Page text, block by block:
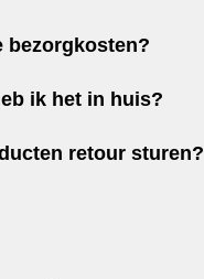
bezorgkosten?
ik het in huis?
retour sturen?